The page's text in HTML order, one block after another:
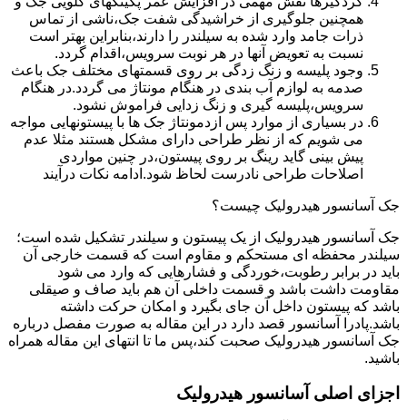
همچنین جلوگیری از خراشیدگی شفت جک،ناشی از تماس
ذرات جامد وارد شده به سیلندر را دارند،بنابراین بهتر است
نسبت به تعویض آنها در هر نوبت سرویس،اقدام گردد.
وجود پلیسه و زنگ زدگی بر روی قسمتهای مختلف جک باعث
صدمه به لوازم آب بندی در هنگام مونتاژ می گردد.در هنگام
سرویس،پلیسه گیری و زنگ زدایی فراموش نشود.
در بسیاری از موارد پس ازدمونتاژ جک ها با پیستونهایی مواجه
می شویم که از نظر طراحی دارای مشکل هستند مثلا عدم
پیش بینی گاید رینگ بر روی پیستون،در چنین مواردی
اصلاحات طراحی نادرست لحاظ شود.ادامه نکات درآیند
جک آسانسور هیدرولیک چیست؟
جک آسانسور هیدرولیک از یک پیستون و سیلندر تشکیل شده است؛
سیلندر محفظه ای مستحکم و مقاوم است که قسمت خارجی آن
باید در برابر رطوبت،خوردگی و فشارهایی که وارد می شود
مقاومت داشت باشد و قسمت داخلی آن هم باید صاف و صیقلی
باشد که پیستون داخل آن جای بگیرد و امکان حرکت داشته
باشد.پادرا آسانسور قصد دارد در این مقاله به صورت مفصل درباره
جک آسانسور هیدرولیک صحبت کند،پس ما تا انتهای این مقاله همراه
باشید.
اجزای اصلی آسانسور هیدرولیک